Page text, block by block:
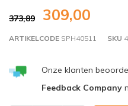
373,89 309,00
ARTIKELCODE SPH40511 SKU
Onze klanten
Feedback Company